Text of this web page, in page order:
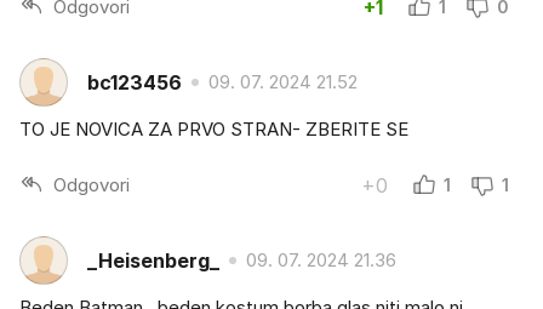
Odgovori +1 1 0
bc123456 09. 07. 2024 21.52
TO JE NOVICA ZA PRVO STRAN- ZBERITE SE
Odgovori +0 1 1
_Heisenberg_ 09. 07. 2024 21.36